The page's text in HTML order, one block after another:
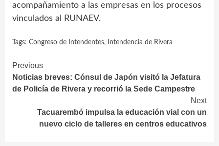
acompañamiento a las empresas en los procesos
vinculados al RUNAEV.
Tags: Congreso de Intendentes, Intendencia de Rivera
Continue
Reading
Previous
Noticias breves: Cónsul de Japón visitó la Jefatura
de Policía de Rivera y recorrió la Sede Campestre
Next
Tacuarembó impulsa la educación vial con un
nuevo ciclo de talleres en centros educativos